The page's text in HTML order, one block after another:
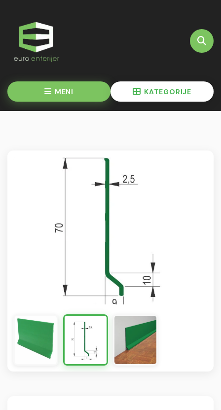
MENI KATEGORIJE